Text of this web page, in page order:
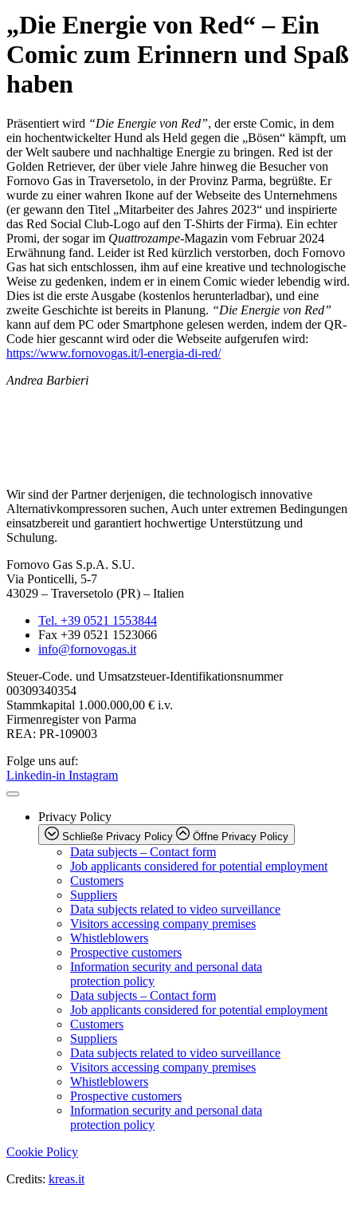
„Die Energie von Red“ – Ein
Comic zum Erinnern und Spaß
haben
Präsentiert wird “Die Energie von Red”, der erste Comic, in dem
ein hochentwickelter Hund als Held gegen die „Bösen“ kämpft, um
der Welt saubere und nachhaltige Energie zu bringen. Red ist der
Golden Retriever, der über viele Jahre hinweg die Besucher von
Fornovo Gas in Traversetolo, in der Provinz Parma, begrüßte. Er
wurde zu einer wahren Ikone auf der Webseite des Unternehmens
(er gewann den Titel „Mitarbeiter des Jahres 2023“ und inspirierte
das Red Social Club-Logo auf den T-Shirts der Firma). Ein echter
Promi, der sogar im Quattrozampe-Magazin vom Februar 2024
Erwähnung fand. Leider ist Red kürzlich verstorben, doch Fornovo
Gas hat sich entschlossen, ihm auf eine kreative und technologische
Weise zu gedenken, indem er in einem Comic wieder lebendig wird.
Dies ist die erste Ausgabe (kostenlos herunterladbar), und eine
zweite Geschichte ist bereits in Planung. “Die Energie von Red”
kann auf dem PC oder Smartphone gelesen werden, indem der QR-
Code hier gescannt wird oder die Webseite aufgerufen wird:
https://www.fornovogas.it/l-energia-di-red/
Andrea Barbieri
Wir sind der Partner derjenigen, die technologisch innovative
Alternativkompressoren suchen, Auch unter extremen Bedingungen
einsatzbereit und garantiert hochwertige Unterstützung und
Schulung.
Fornovo Gas S.p.A. S.U.
Via Ponticelli, 5-7
43029 – Traversetolo (PR) – Italien
Tel. +39 0521 1553844
Fax +39 0521 1523066
info@fornovogas.it
Steuer-Code. und Umsatzsteuer-Identifikationsnummer
00309340354
Stammkapital 1.000.000,00 € i.v.
Firmenregister von Parma
REA: PR-109003
Folge uns auf:
Linkedin-in Instagram
Privacy Policy
Schließe Privacy Policy Öffne Privacy Policy
Data subjects – Contact form
Job applicants considered for potential employment
Customers
Suppliers
Data subjects related to video surveillance
Visitors accessing company premises
Whistleblowers
Prospective customers
Information security and personal data
protection policy
Data subjects – Contact form
Job applicants considered for potential employment
Customers
Suppliers
Data subjects related to video surveillance
Visitors accessing company premises
Whistleblowers
Prospective customers
Information security and personal data
protection policy
Cookie Policy
Credits: kreas.it